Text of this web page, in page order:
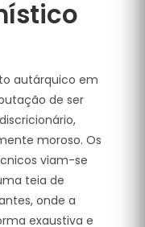
autárquico em
de ser
moroso. Os
viam-se
teia de
onde a
exaustiva e